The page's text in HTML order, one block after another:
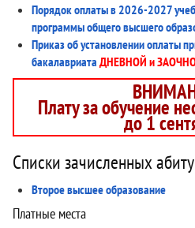
Порядок оплаты в 2026-2027
программы общего высшего
Приказ об установлении оплаты
бакалавриата ДНЕВНОЙ и
Плату за обучение
до 1
Списки зачисленных
Второе высшее образование
Платные места